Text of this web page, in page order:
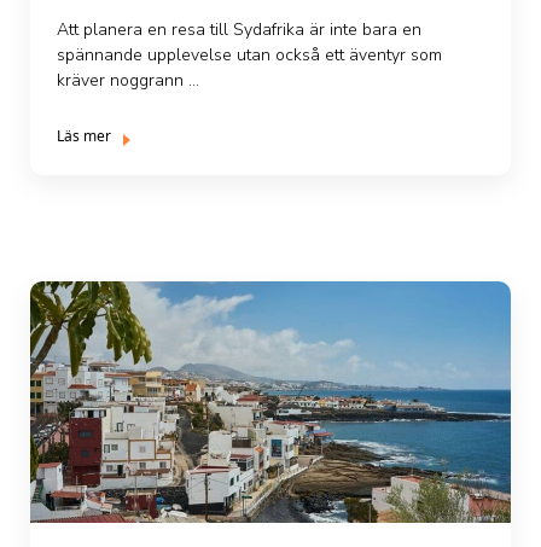
Att planera en resa till Sydafrika är inte bara en
spännande upplevelse utan också ett äventyr som
kräver noggrann ...
Läs mer